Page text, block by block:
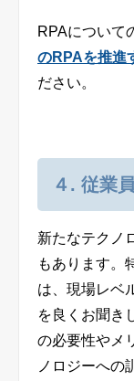
RPAについて
のRPAを推進
ださい。
４. 従業
新たなテクノ
もあります。
は、現場レベ
を良くお聞き
の必要性やメ
ノロジーへの